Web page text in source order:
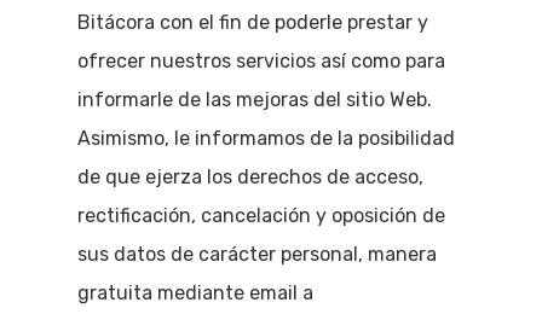
Bitácora con el fin de poderle prestar y
ofrecer nuestros servicios así como para
informarle de las mejoras del sitio Web.
Asimismo, le informamos de la posibilidad
de que ejerza los derechos de acceso,
rectificación, cancelación y oposición de
sus datos de carácter personal, manera
gratuita mediante email a